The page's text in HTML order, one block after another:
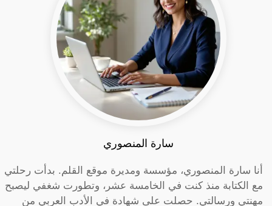
سارة المنصوري
أنا سارة المنصوري، مؤسسة ومديرة موقع القلم. بدأت رحلتي
مع الكتابة منذ كنت في الخامسة عشر، وتطورت شغفي ليصبح
مهنتي ورسالتي. حصلت على شهادة في الأدب العربي من